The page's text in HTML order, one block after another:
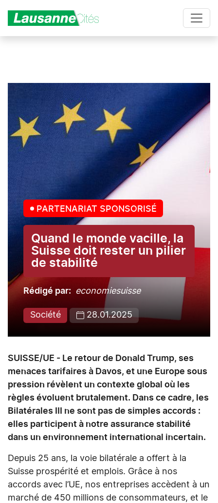
PARTENARIAT SPONSORISÉ
Quand le monde vacille, la
Suisse doit rester un pilier
de stabilité
Rédigé par economiesuisse
Société 28.01.2025
SUISSE/UE - Le retour de Donald Trump, ses
menaces tarifaires à Davos, et une Europe sous
pression révèlent un contexte global où les
règles évoluent brutalement. Dans ce cadre, les
Bilatérales III ne sont pas de simples accords :
elles participent à notre assurance stabilité
dans un environnement international incertain.
Depuis 25 ans, la voie bilatérale a offert à la
Suisse prospérité et emplois. Grâce à nos
accords avec l’UE, nos entreprises accèdent à un
marché de 450 millions de consommateurs, et le